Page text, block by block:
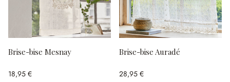
Brise-bise Mesnay
18,95 €
Brise-bise Auradé
28,95 €